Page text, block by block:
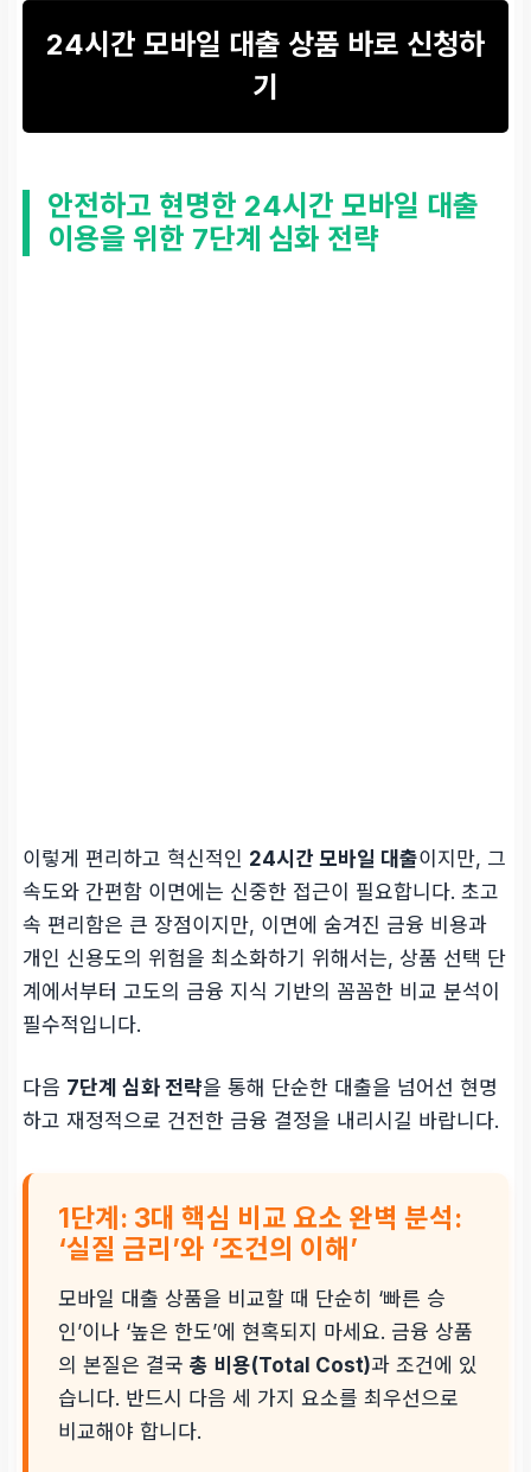
24시간 모바일 대출 상품 바로 신청하
기
안전하고 현명한 24시간 모바일 대출
이용을 위한 7단계 심화 전략
이렇게 편리하고 혁신적인 24시간 모바일 대출이지만, 그
속도와 간편함 이면에는 신중한 접근이 필요합니다. 초고
속 편리함은 큰 장점이지만, 이면에 숨겨진 금융 비용과
개인 신용도의 위험을 최소화하기 위해서는, 상품 선택 단
계에서부터 고도의 금융 지식 기반의 꼼꼼한 비교 분석이
필수적입니다.
다음 7단계 심화 전략을 통해 단순한 대출을 넘어선 현명
하고 재정적으로 건전한 금융 결정을 내리시길 바랍니다.
1단계: 3대 핵심 비교 요소 완벽 분석:
‘실질 금리’와 ‘조건의 이해’
모바일 대출 상품을 비교할 때 단순히 ‘빠른 승
인’이나 ‘높은 한도’에 현혹되지 마세요. 금융 상품
의 본질은 결국 총 비용(Total Cost)과 조건에 있
습니다. 반드시 다음 세 가지 요소를 최우선으로
비교해야 합니다.